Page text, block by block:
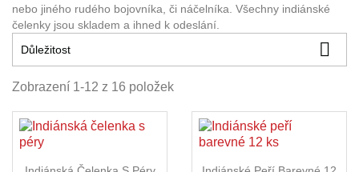
nebo jiného rudého bojovníka, či náčelníka. Všechny indiánské
čelenky jsou skladem a ihned k odeslání.
Důležitost

Zobrazení 1-12 z 16 položek